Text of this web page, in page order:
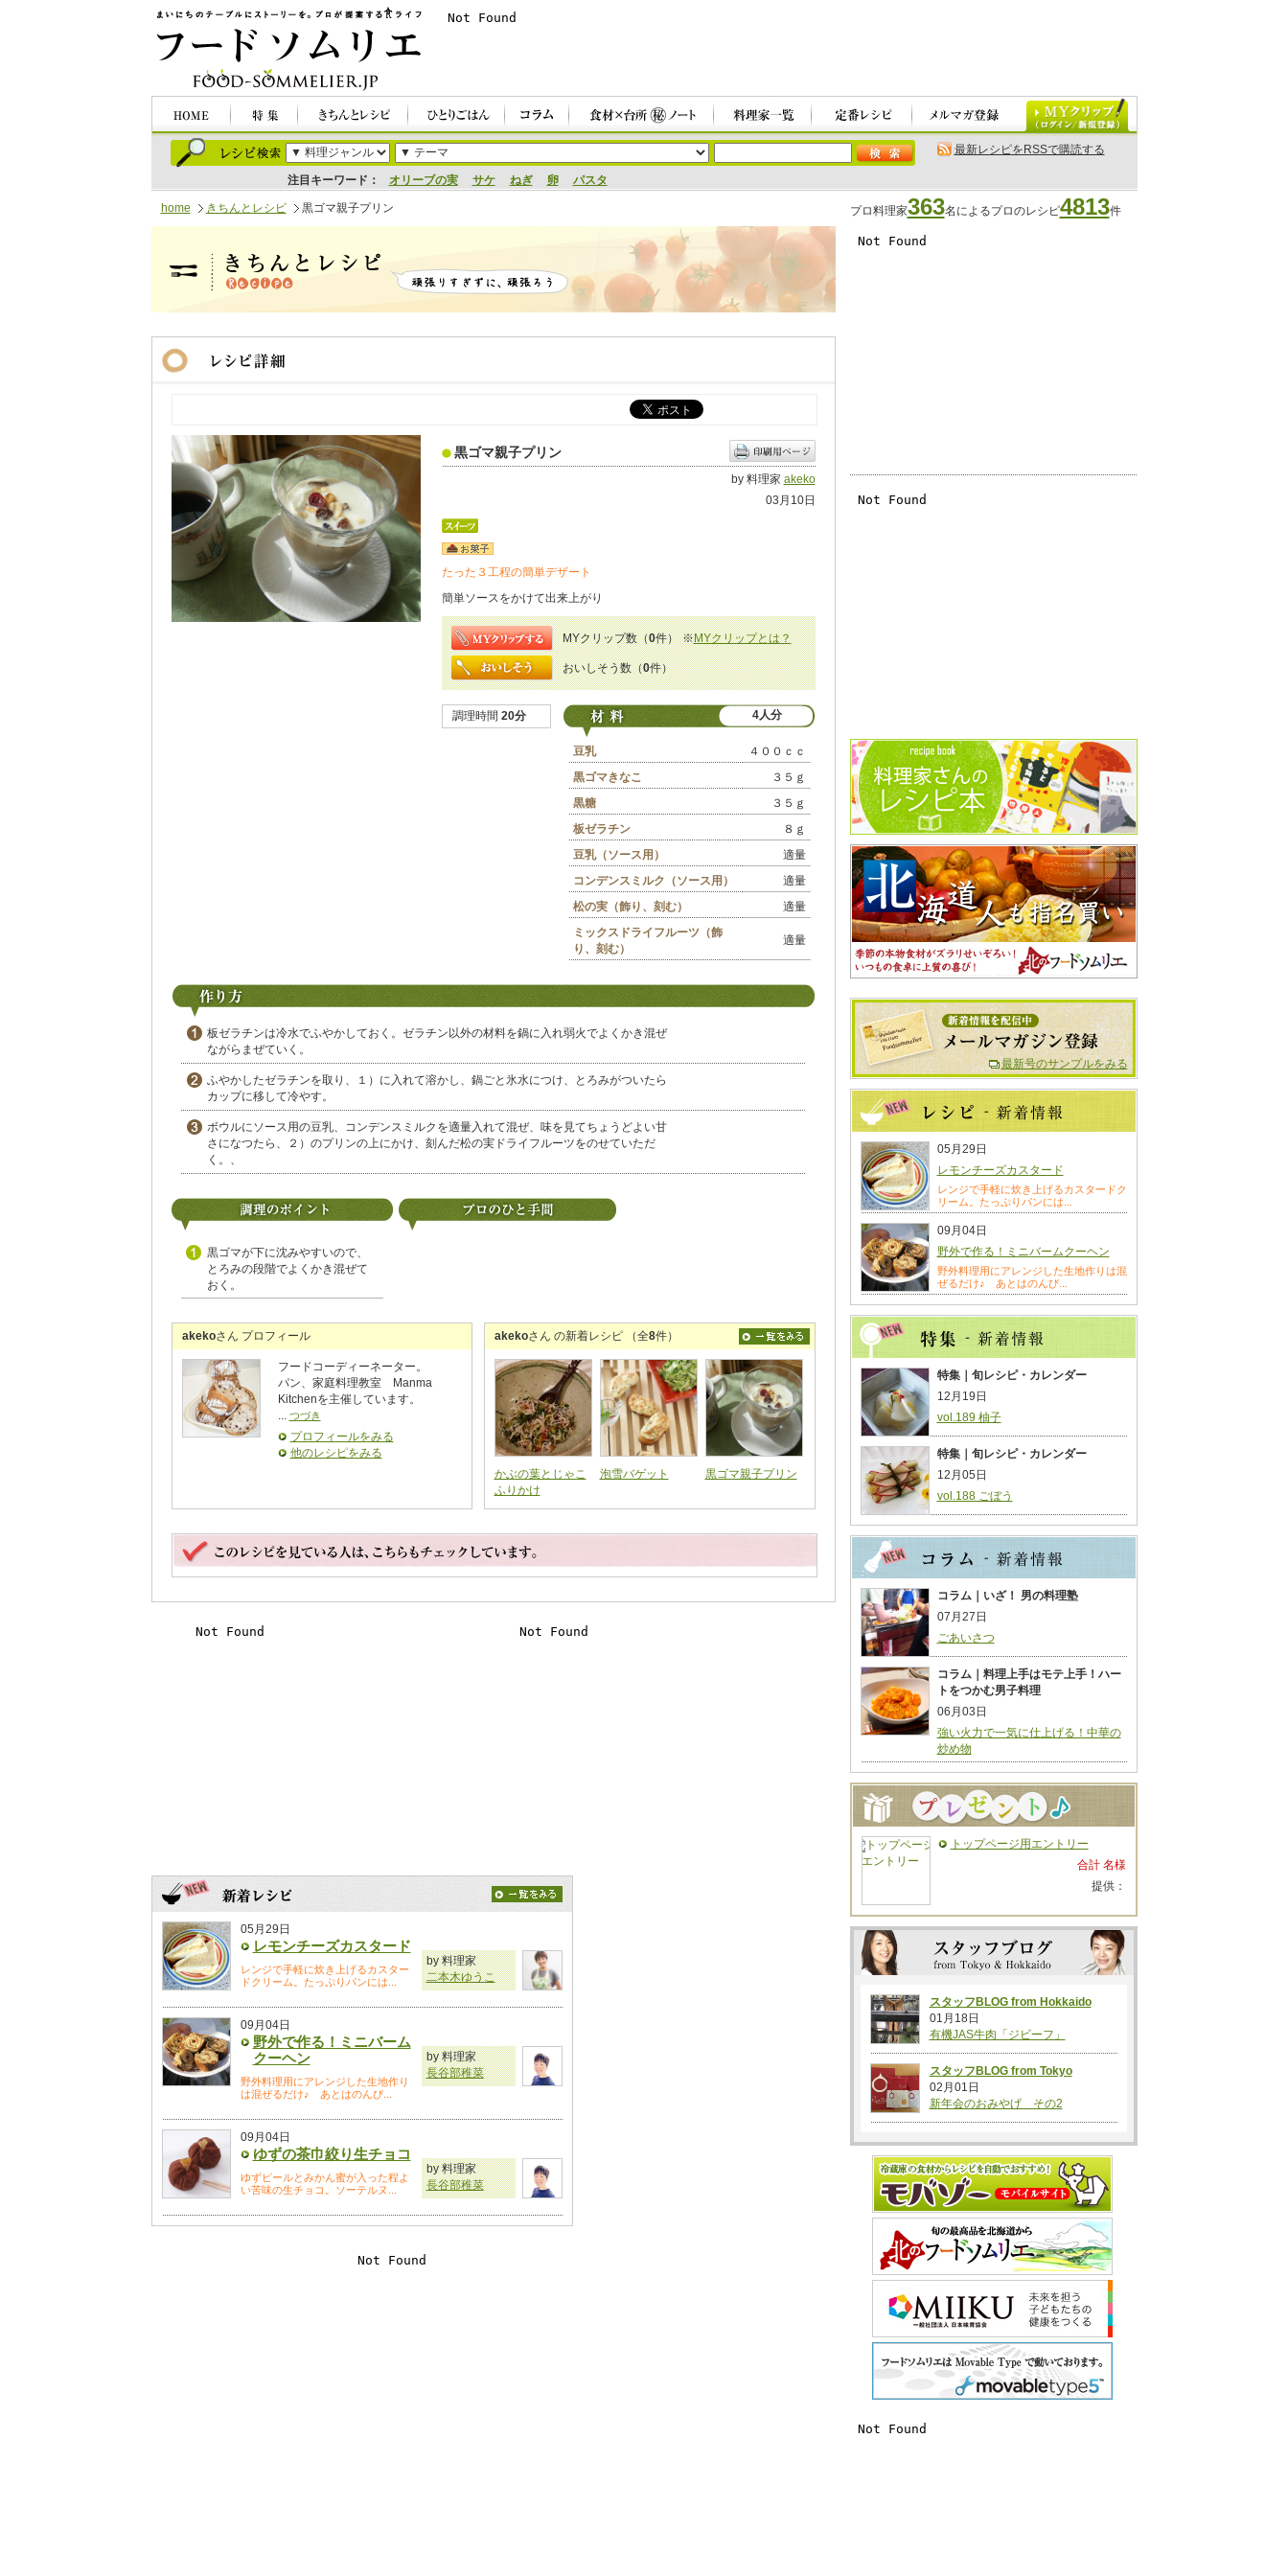
注目キーワード： オリーブの実 サケ ねぎ 卵 パスタ
最新レシピをRSSで購読する
home きちんとレシピ 黒ゴマ親子プリン プロ料理家363名によるプロのレシピ4813件
黒ゴマ親子プリン
by 料理家 akeko
03月10日
たった３工程の簡単デザート
簡単ソースをかけて出来上がり
MYクリップ数（0件） ※MYクリップとは？
おいしそう数（0件）
調理時間 20分 4人分
豆乳
４００ｃｃ
黒ゴマきなこ
３５ｇ
黒糖
３５ｇ
板ゼラチン
８ｇ
豆乳（ソース用）
適量
コンデンスミルク（ソース用）
適量
松の実（飾り、刻む）
適量
ミックスドライフルーツ（飾
り、刻む）
適量
板ゼラチンは冷水でふやかしておく。ゼラチン以外の材料を鍋に入れ弱火でよくかき混ぜ
ながらまぜていく。
ふやかしたゼラチンを取り、１）に入れて溶かし、鍋ごと氷水につけ、とろみがついたら
カップに移して冷やす。
ボウルにソース用の豆乳、コンデンスミルクを適量入れて混ぜ、味を見てちょうどよい甘
さになつたら、２）のプリンの上にかけ、刻んだ松の実ドライフルーツをのせていただ
く。、
黒ゴマが下に沈みやすいので、
とろみの段階でよくかき混ぜて
おく。
akekoさん プロフィール
フードコーディーネーター。
パン、家庭料理教室 Manma
Kitchenを主催しています。
... つづき
プロフィールをみる
他のレシピをみる
akekoさん の新着レシピ （全8件）
かぶの葉とじゃこ
ふりかけ
泡雪バゲット 黒ゴマ親子プリン
05月29日
レモンチーズカスタード
レンジで手軽に炊き上げるカスター
ドクリーム。たっぷりパンには...
by 料理家
二本木ゆうこ
09月04日
野外で作る！ミニバーム
クーヘン
野外料理用にアレンジした生地作り
は混ぜるだけ♪ あとはのんび...
by 料理家
長谷部稚菜
09月04日
ゆずの茶巾絞り生チョコ
ゆずピールとみかん蜜が入った程よ
い苦味の生チョコ。ソーテルヌ...
by 料理家
長谷部稚菜
最新号のサンプルをみる
05月29日
レモンチーズカスタード
レンジで手軽に炊き上げるカスタードク
リーム。たっぷりパンには...
09月04日
野外で作る！ミニバームクーヘン
野外料理用にアレンジした生地作りは混
ぜるだけ♪ あとはのんび...
特集｜旬レシピ・カレンダー
12月19日
vol.189 柚子
特集｜旬レシピ・カレンダー
12月05日
vol.188 ごぼう
コラム｜いざ！ 男の料理塾
07月27日
ごあいさつ
コラム｜料理上手はモテ上手！ハー
トをつかむ男子料理
06月03日
強い火力で一気に仕上げる！中華の
炒め物
トップページ用エントリー
合計 名様
提供：
スタッフBLOG from Hokkaido
01月18日
有機JAS牛肉「ジビーフ」
スタッフBLOG from Tokyo
02月01日
新年会のおみやげ その2